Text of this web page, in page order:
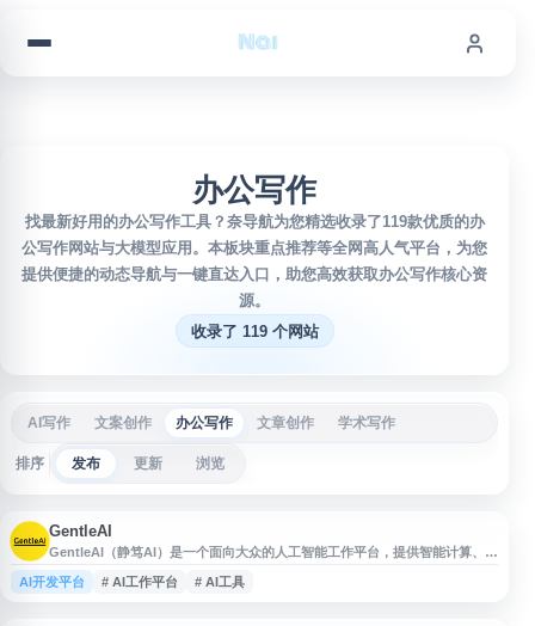
办公写作
找最新好用的办公写作工具？奈导航为您精选收录了119款优质的办
公写作网站与大模型应用。本板块重点推荐等全网高人气平台，为您
提供便捷的动态导航与一键直达入口，助您高效获取办公写作核心资
源。
收录了 119 个网站
AI写作 文案创作 办公写作 文章创作 学术写作
排序 发布 更新 浏览
GentleAI
GentleAI（静笃AI）是一个面向大众的人工智能工作平台，提供智能计算、AI
工具及生产力服务。平台注重操作简便与使用体验，帮助用户更轻松地使用人
工智能，并提供专业技术支持，满足日常工作与效率提升需求。
AI开发平台 # AI工作平台 # AI工具